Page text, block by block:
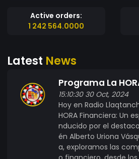
innovadoras en el ámbito
la implementación de técnicas
eficientes y personalizados. Algunas de las áreas
desempeñar un papel crucial
criptomoneda IntiKota incluyen: 1. Análisis de
datos: La Inteligencia Artificial
analizar grandes cantidades
relacionados con las
criptomoneda, identificar
información relevante para
Active orders:
1 242 564.0000
Latest News
Programa La
15:10:30 30 Oct, 2024
Hoy en Radio
HORA Financiera: Un
nducido por el
én Alberto Uriona
a, exploramos las